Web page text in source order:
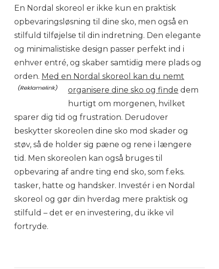
En Nordal skoreol er ikke kun en praktisk
opbevaringsløsning til dine sko, men også en
stilfuld tilføjelse til din indretning. Den elegante
og minimalistiske design passer perfekt ind i
enhver entré, og skaber samtidig mere plads og
orden. Med en Nordal skoreol kan du nemt
organisere dine sko og finde dem
hurtigt om morgenen, hvilket
sparer dig tid og frustration. Derudover
beskytter skoreolen dine sko mod skader og
støv, så de holder sig pæne og rene i længere
tid. Men skoreolen kan også bruges til
opbevaring af andre ting end sko, som f.eks.
tasker, hatte og handsker. Investér i en Nordal
skoreol og gør din hverdag mere praktisk og
stilfuld – det er en investering, du ikke vil
fortryde.